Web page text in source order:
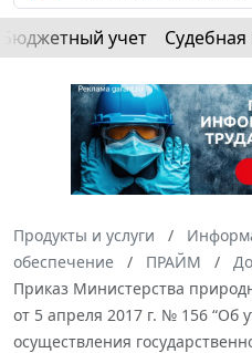
Бюджетный учет Судебная
Продукты и услуги
обеспечение
ПРАЙМ
Приказ Министерства
от 5 апреля 2017 г. № 156 “Об
осуществления